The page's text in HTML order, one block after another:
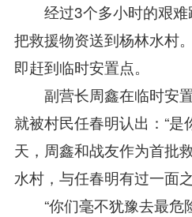
经过3个多小时的艰难
把救援物资送到杨林水村
即赶到临时安置点。
副营长周鑫在临时安置
就被村民任春明认出：“是
天，周鑫和战友作为首批
水村，与任春明有过一面之
“你们毫不犹豫去最危